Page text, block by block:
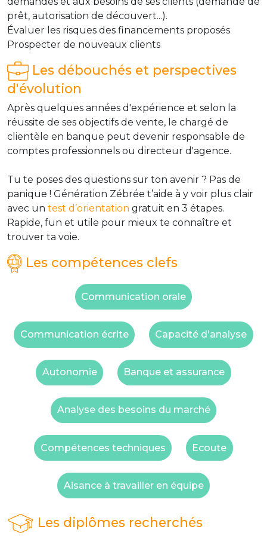
prêt, autorisation de découvert...).
Évaluer les risques des financements proposés
Prospecter de nouveaux clients
Les débouchés et perspectives
d'évolution
Après quelques années d'expérience et selon la
réussite de ses objectifs de vente, le chargé de
clientèle en banque peut devenir responsable de
comptes professionnels ou directeur d'agence.
Tu te poses des questions sur ton avenir ? Pas de
panique ! Génération Zébrée t’aide à y voir plus clair
avec un test d’orientation gratuit en 3 étapes.
Rapide, fun et utile pour mieux te connaître et
trouver ta voie.
Les compétences clefs
Communication orale
Communication écrite Capacité d'analyse
Autonomie Banque et assurance
Analyse des besoins du marché
Compétences techniques Ecoute
Aisance à travailler en équipe
Les diplômes recherchés